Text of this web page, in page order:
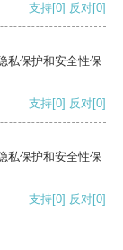
支持[0] 反对[0]
私保护和安全性保
支持[0] 反对[0]
私保护和安全性保
支持[0] 反对[0]